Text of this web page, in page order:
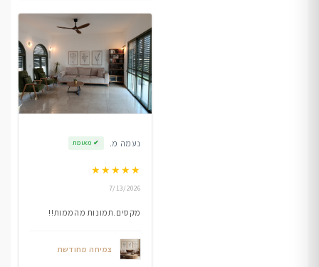
נעמה מ. ✔ מאומת
★★★★★
7/13/2026
מקסים.תמונות מהממות!!
צמיחה מחודשת